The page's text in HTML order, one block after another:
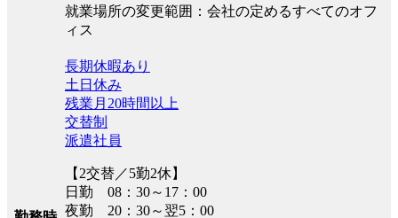
就業場所の変更範囲：会社の定めるすべてのオフ
ィス
長期休暇あり
土日休み
残業月20時間以上
交替制
派遣社員
【2交替／5勤2休】
日勤 08：30～17：00
夜勤 20：30～翌5：00